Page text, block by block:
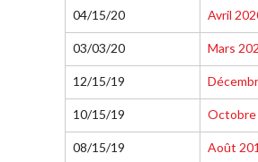
Règlements et
Politiques
Journée nationale du
Pickleball
PC Scoop
Contact
États-
clubs
04/15/20 Avril
03/03/20 Mars
12/15/19
10/15/19 Octobre
08/15/19 Août